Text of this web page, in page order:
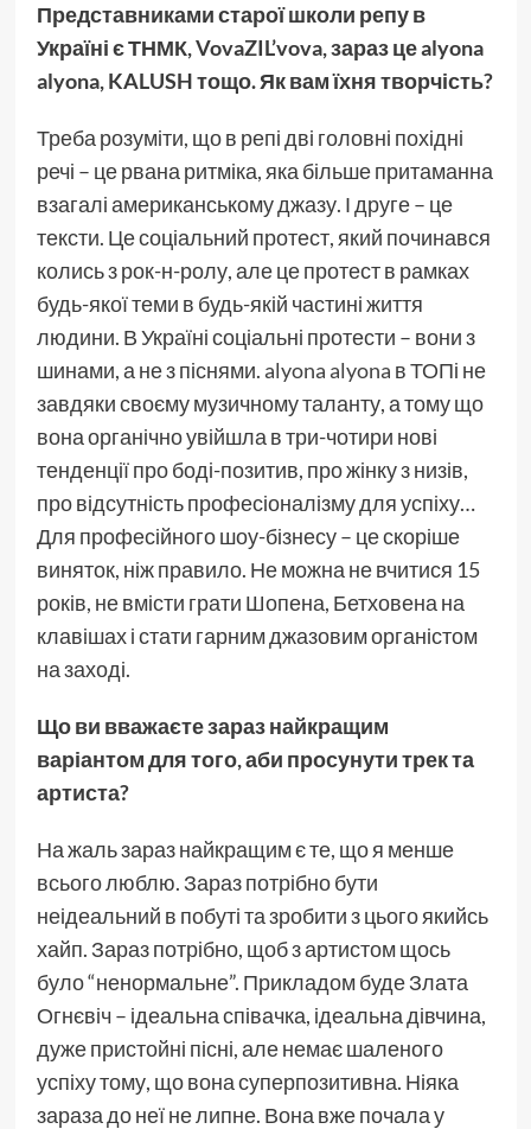
Представниками старої школи репу в
Україні є ТНМК, VovaZIL’vova, зараз це alyona
alyona, KALUSH тощо. Як вам їхня творчість?
Треба розуміти, що в репі дві головні похідні
речі – це рвана ритміка, яка більше притаманна
взагалі американському джазу. І друге – це
тексти. Це соціальний протест, який починався
колись з рок-н-ролу, але це протест в рамках
будь-якої теми в будь-якій частині життя
людини. В Україні соціальні протести – вони з
шинами, а не з піснями. alyona alyona в ТОПі не
завдяки своєму музичному таланту, а тому що
вона органічно увійшла в три-чотири нові
тенденції про боді-позитив, про жінку з низів,
про відсутність професіоналізму для успіху…
Для професійного шоу-бізнесу – це скоріше
виняток, ніж правило. Не можна не вчитися 15
років, не вмісти грати Шопена, Бетховена на
клавішах і стати гарним джазовим органістом
на заході.
Що ви вважаєте зараз найкращим
варіантом для того, аби просунути трек та
артиста?
На жаль зараз найкращим є те, що я менше
всього люблю. Зараз потрібно бути
неідеальний в побуті та зробити з цього якийсь
хайп. Зараз потрібно, щоб з артистом щось
було “ненормальне”. Прикладом буде Злата
Огнєвіч – ідеальна співачка, ідеальна дівчина,
дуже пристойні пісні, але немає шаленого
успіху тому, що вона суперпозитивна. Ніяка
зараза до неї не липне. Вона вже почала у